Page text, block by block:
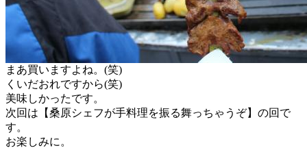
まあ買いますよね。(笑)
くいだおれですから(笑)
美味しかったです。
次回は【桑原シェフが手料理を振る舞っちゃうぞ】の回で
す。
お楽しみに。